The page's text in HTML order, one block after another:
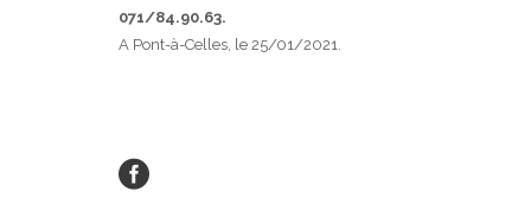
071/84.90.63.
A Pont-à-Celles, le 25/01/2021.